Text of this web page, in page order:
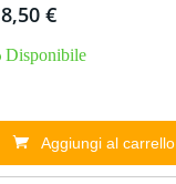
€
Disponibile
Aggiungi al carrello